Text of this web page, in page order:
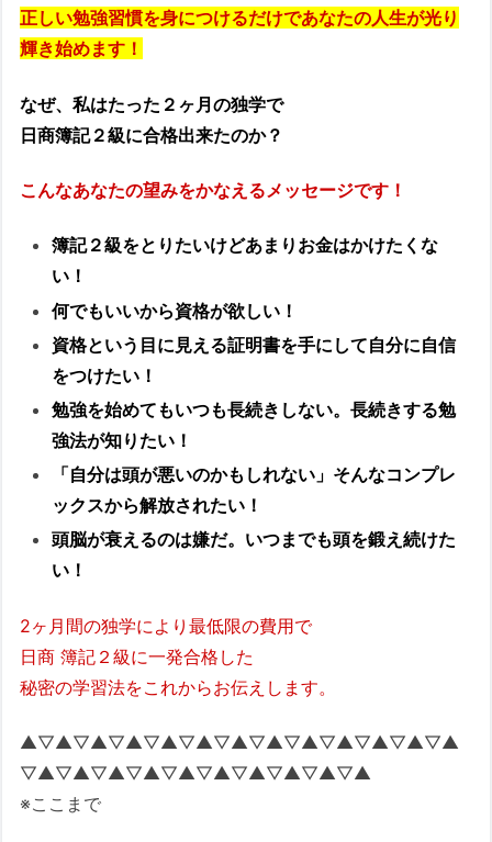
正しい勉強習慣を身につけるだけであなたの人生が光り
輝き始めます！
なぜ、私はたった２ヶ月の独学で
日商簿記２級に合格出来たのか？
こんなあなたの望みをかなえるメッセージです！
簿記２級をとりたいけどあまりお金はかけたくな
い！
何でもいいから資格が欲しい！
資格という目に見える証明書を手にして自分に自信
をつけたい！
勉強を始めてもいつも長続きしない。長続きする勉
強法が知りたい！
「自分は頭が悪いのかもしれない」そんなコンプレ
ックスから解放されたい！
頭脳が衰えるのは嫌だ。いつまでも頭を鍛え続けた
い！
2ヶ月間の独学により最低限の費用で
日商 簿記２級に一発合格した
秘密の学習法をこれからお伝えします。
▲▽▲▽▲▽▲▽▲▽▲▽▲▽▲▽▲▽▲▽▲▽▲▽▲
▽▲▽▲▽▲▽▲▽▲▽▲▽▲▽▲▽▲▽▲
※ここまで